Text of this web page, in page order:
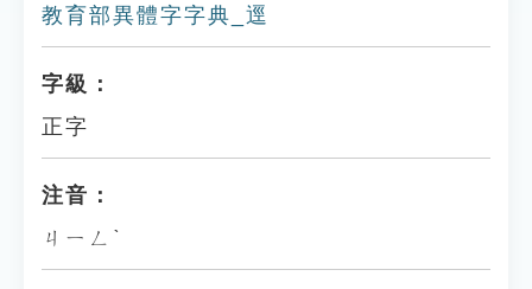
教育部異體字字典_逕
字級：
正字
注音：
ㄐㄧㄥˋ